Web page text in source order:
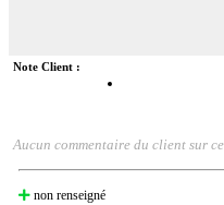
Note Client :
Aucun commentaire du client sur
non renseigné